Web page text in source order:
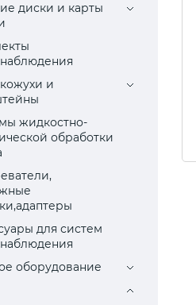
диски и карты
и
жидкостно-
обработки
для систем
оборудование